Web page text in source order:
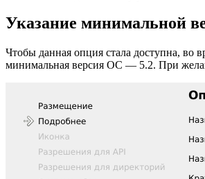
Указание минимальной
Чтобы данная опция стала доступна, во
минимальная версия ОС — 5.2. При